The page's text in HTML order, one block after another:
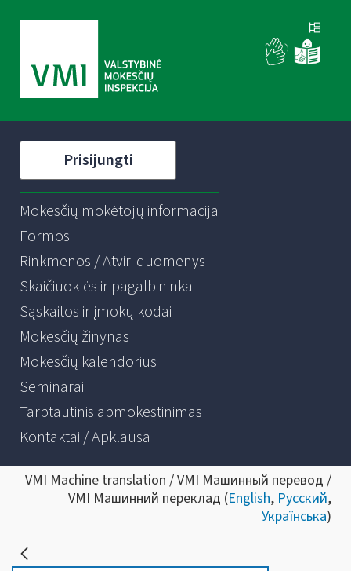
Prisijungti
Mokesčių mokėtojų informacija
Formos
Rinkmenos / Atviri duomenys
Skaičiuoklės ir pagalbininkai
Sąskaitos ir įmokų kodai
Mokesčių žinynas
Mokesčių kalendorius
Seminarai
Tarptautinis apmokestinimas
Kontaktai / Apklausa
VMI Machine translation / VMI Машинный перевод /
VMI Машинний переклад (English, Русский,
Українська)